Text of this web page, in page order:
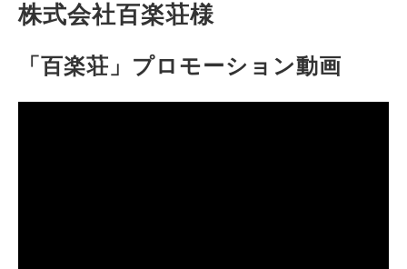
制作実績
セミナー
株式会社百楽荘様
「百楽荘」プロモーション動画